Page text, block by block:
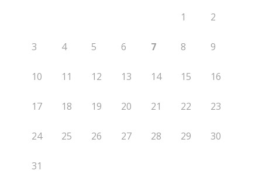
1 2
3 4 5 6 7 8 9
10 11 12 13 14 15 16
17 18 19 20 21 22 23
24 25 26 27 28 29 30
31